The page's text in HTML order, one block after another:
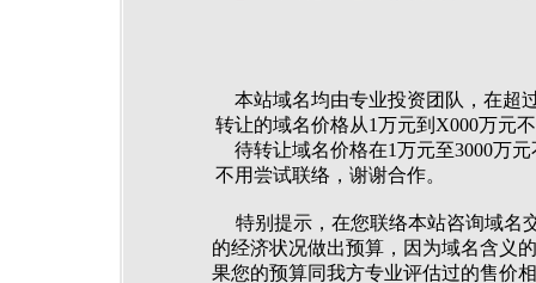
本站域名均由专业投资团队，在超
转让的域名价格从1万元到X000万元
待转让域名价格在1万元至3000万
不用尝试联络，谢谢合作。
特别提示，在您联络本站咨询域名
的经济状况做出预算，因为域名含义
果您的预算同我方专业评估过的售价